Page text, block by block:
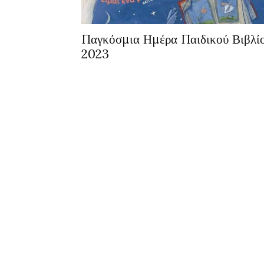
Παγκόσμια Ημέρα Παιδικού
2023